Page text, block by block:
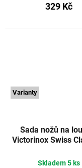
VICTORINOX
329 Kč
Varianty
Sada nožů na
Victorinox Swiss
rovné/Skladem5 ks